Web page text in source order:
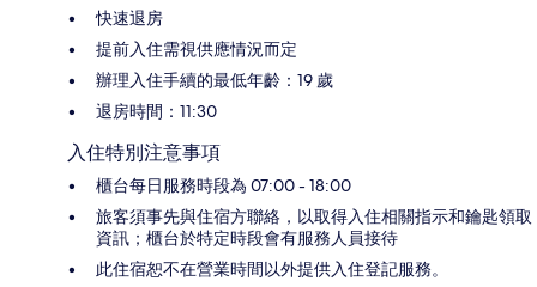
快速退房
提前入住需視供應情況而定
辦理入住手續的最低年齡：19 歲
退房時間：11:30
入住特別注意事項
櫃台每日服務時段為 07:00 - 18:00
旅客須事先與住宿方聯絡，以取得入住相關指示和鑰匙領取
資訊；櫃台於特定時段會有服務人員接待
此住宿恕不在營業時間以外提供入住登記服務。